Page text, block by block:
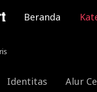
Beranda
Identitas Alur